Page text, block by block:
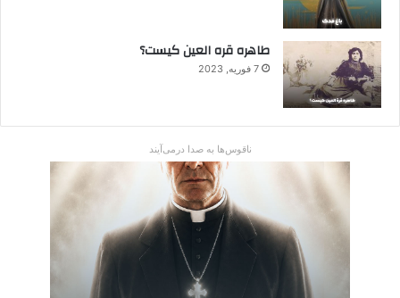
طاهره قره العین کیست؟
7 فوریه, 2023
ناقوس‌ها به صدا در‌می‌آیند